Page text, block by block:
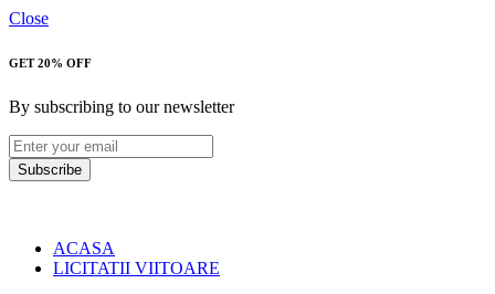
Close
GET 20% OFF
By subscribing to our newsletter
Subscribe
ACASA
LICITATII VIITOARE